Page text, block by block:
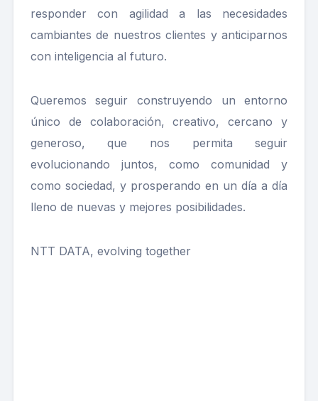
responder con agilidad a las necesidades
cambiantes de nuestros clientes y anticiparnos
con inteligencia al futuro.
Queremos seguir construyendo un entorno
único de colaboración, creativo, cercano y
generoso, que nos permita seguir
evolucionando juntos, como comunidad y
como sociedad, y prosperando en un día a día
lleno de nuevas y mejores posibilidades.
NTT DATA, evolving together